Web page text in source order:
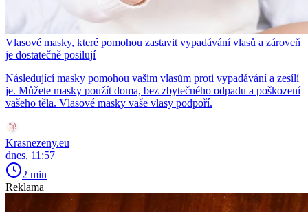
Vlasové masky, které pomohou zastavit vypadávání vlasů a zároveň
je dostatečně posilují
Následující masky pomohou vašim vlasům proti vypadávání a zesílí
je. Můžete masky použít doma, bez zbytečného odpadu a poškození
vašeho těla. Vlasové masky vaše vlasy podpoří.
Krasnezeny.eu
dnes, 11:57
2 min
Reklama